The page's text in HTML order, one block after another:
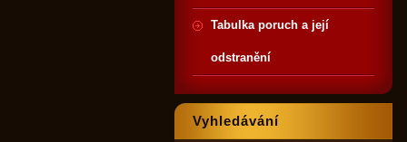
Tabulka poruch a její
odstranění
Vyhledávání